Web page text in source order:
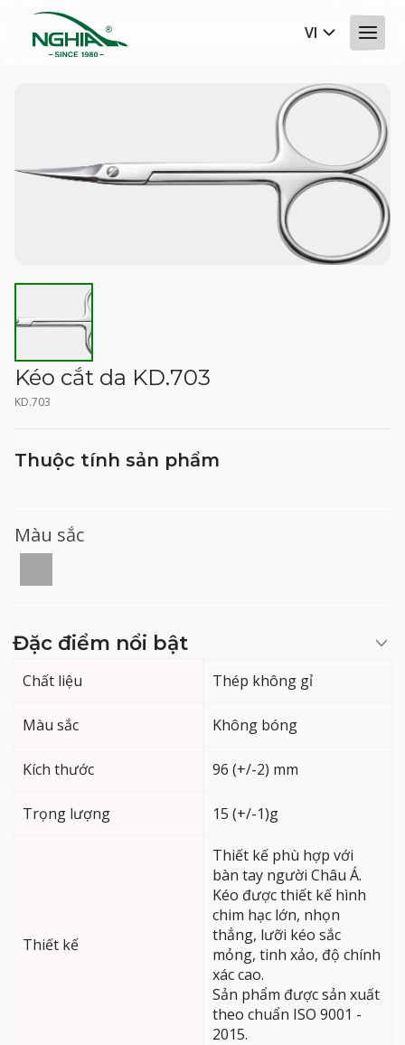
VI
Kéo cắt da KD.703
KD.703
Thuộc tính sản phẩm
Màu sắc
Đặc điểm nổi bật
Chất liệu Thép không gỉ
Màu sắc Không bóng
Kích thước 96 (+/-2) mm
Trọng lượng 15 (+/-1)g
Thiết kế
Thiết kế phù hợp với
bàn tay người Châu Á.
Kéo được thiết kế hình
chim hạc lớn, nhọn
thẳng, lưỡi kéo sắc
mỏng, tinh xảo, độ chính
xác cao.
Sản phẩm được sản xuất
theo chuẩn ISO 9001 -
2015.